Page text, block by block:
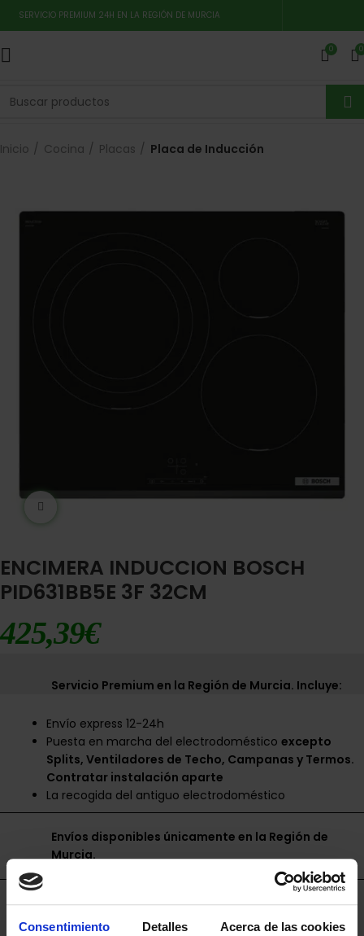
Consentimiento Detalles Acerca de las cookies
SERVICIO PREMIUM 24H EN LA REGIÓN DE MURCIA
0 0
Inicio Cocina Placas Placa de Inducción
ENCIMERA INDUCCION BOSCH
PID631BB5E 3F 32CM
425,39€
Servicio Premium en la Región de Murcia. Incluye:
Envío express 12-24h
Puesta en marcha del electrodomésticoexcepto
Splits, Ventiladores de Techo, Campanas y Termos.
Contratar instalación aparte
La recogida del antiguo electrodoméstico
Envíos disponibles únicamente en la Región de
Murcia.
Financia a plazos con Cetelem
+ info